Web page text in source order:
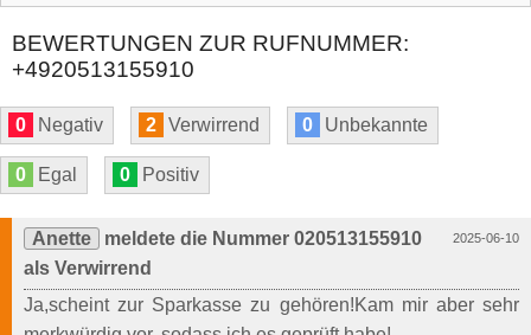
BEWERTUNGEN ZUR RUFNUMMER:
+4920513155910
0 Negativ 2 Verwirrend 0 Unbekannte
0 Egal 0 Positiv
2025-06-10
Anette
meldete die Nummer 020513155910
als Verwirrend
Ja,scheint zur Sparkasse zu gehören!Kam mir aber sehr